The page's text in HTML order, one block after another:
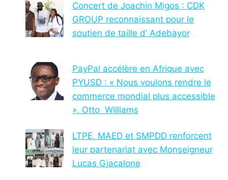
Concert de Joachin Migos : CDK
GROUP reconnaissant pour le
soutien de taille d’ Adebayor
PayPal accélère en Afrique avec
PYUSD : « Nous voulons rendre le
commerce mondial plus accessible
», Otto Williams
LTPE, MAED et SMPDD renforcent
leur partenariat avec Monseigneur
Lucas Giacalone